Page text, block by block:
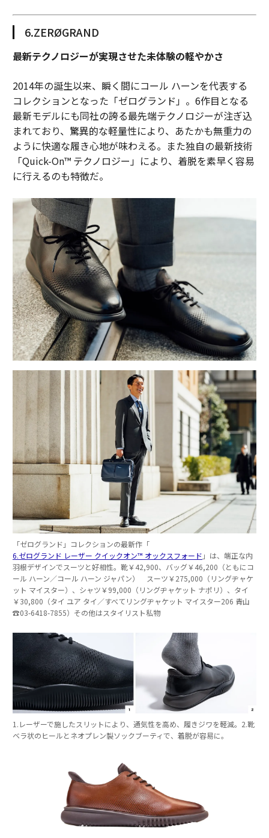
6.ZERØGRAND
最新テクノロジーが実現させた未体験の軽やかさ
2014年の誕生以来、瞬く間にコール ハーンを代表する
コレクションとなった「ゼログランド」。6作目となる
最新モデルにも同社の誇る最先端テクノロジーが注ぎ込
まれており、驚異的な軽量性により、あたかも無重力の
ように快適な履き心地が味わえる。また独自の最新技術
「Quick-On™️ テクノロジー」により、着脱を素早く容易
に行えるのも特徴だ。
「ゼログランド」コレクションの最新作「
6.ゼログランド レーザー クイックオン™️ オックスフォード 」は、端正な内
羽根デザインでスーツと好相性。靴￥42,900、バッグ￥46,200（ともにコ
ール ハーン／コール ハーン ジャパン） スーツ￥275,000（リングヂャケ
ット マイスター）、シャツ￥99,000（リングヂャケット ナポリ）、タイ
￥30,800（タイ ユア タイ／すべてリングヂャケット マイスター206 青山
☎︎03-6418-7855）その他はスタイリスト私物
1.レーザーで施したスリットにより、通気性を高め、履きジワを軽減。2.靴
ベラ状のヒールとネオプレン製ソックブーティで、着脱が容易に。